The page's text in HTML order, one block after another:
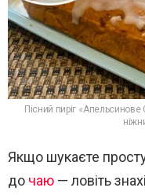
Пісний пиріг
Якщо шукаєте
до чаю — ловіть